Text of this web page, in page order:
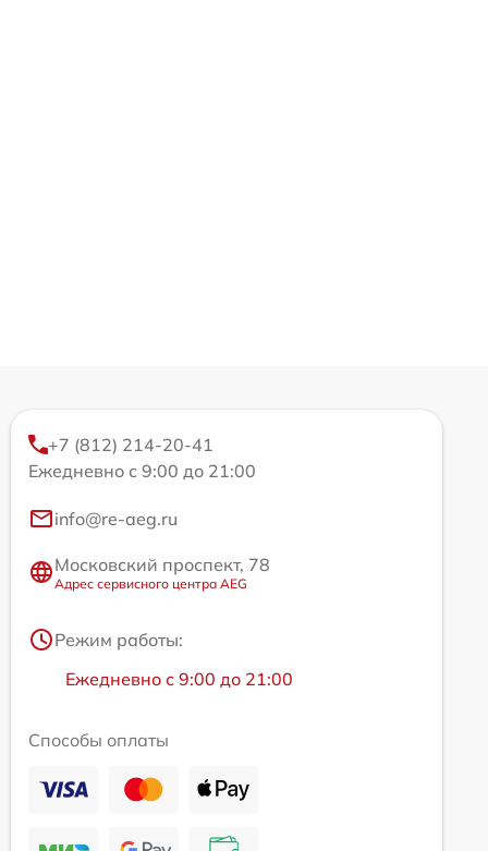
+7 (812) 214-20-41
Ежедневно с 9:00 до 21:00
info@re-aeg.ru
Московский проспект, 78
Адрес сервисного центра AEG
Режим работы:
Ежедневно с 9:00 до 21:00
Способы оплаты